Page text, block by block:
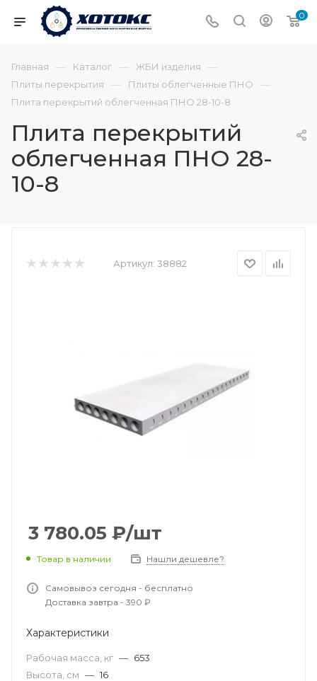
0
Главная — Каталог — ЖБИ изделия —
Плиты перекрытия — Плиты облегченные ПНО —
Плита перекрытий облегченная ПНО 28-10-8
Плита перекрытий
облегченная ПНО 28-
10-8
Артикул: 38882
3 780.05 ₽/шт
Товар в наличии Нашли дешевле?
Самовывоз сегодня - бесплатно
Доставка завтра - 390 ₽
Характеристики
Рабочая масса, кг — 653
Высота, см — 16